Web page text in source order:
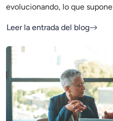
evolucionando, lo que supone
Leer la entrada del blog